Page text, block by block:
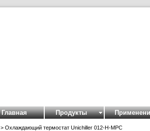
Главная Продукты
> Охлаждающий термостат Unichiller 012-H-MPC